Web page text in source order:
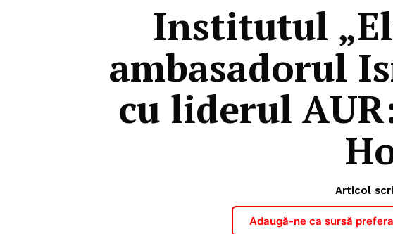
Institutul
ambasadorul
cu liderul
Articol
Adaugă-ne ca sursă